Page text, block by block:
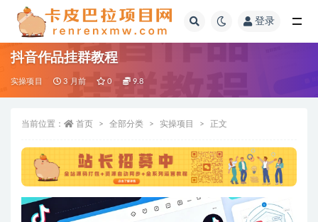
登录
抖音作品挂群教程
实操项目 3 月前 0 9.8
当前位置： 首页 全部分类 实操项目 正文
全部